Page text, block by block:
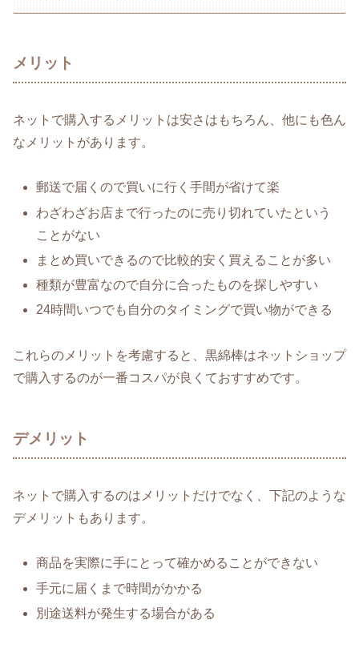
メリット
ネットで購入するメリットは安さはもちろん、他にも色ん
なメリットがあります。
郵送で届くので買いに行く手間が省けて楽
わざわざお店まで行ったのに売り切れていたという
ことがない
まとめ買いできるので比較的安く買えることが多い
種類が豊富なので自分に合ったものを探しやすい
24時間いつでも自分のタイミングで買い物ができる
これらのメリットを考慮すると、黒綿棒はネットショップ
で購入するのが一番コスパが良くておすすめです。
デメリット
ネットで購入するのはメリットだけでなく、下記のような
デメリットもあります。
商品を実際に手にとって確かめることができない
手元に届くまで時間がかかる
別途送料が発生する場合がある